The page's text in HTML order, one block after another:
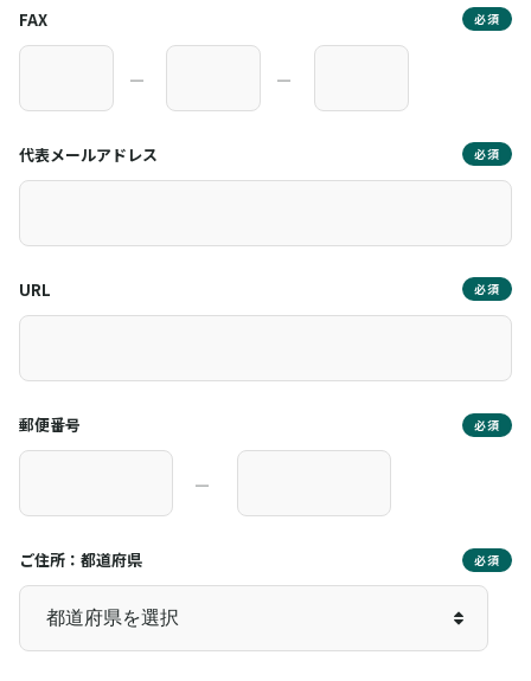
FAX 必須
― ―
代表メールアドレス 必須
URL 必須
郵便番号 必須
―
ご住所：都道府県 必須